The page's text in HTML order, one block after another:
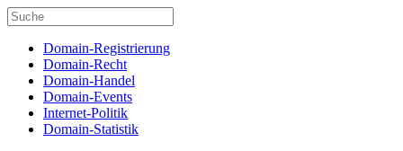
Domain-Registrierung
Domain-Recht
Domain-Handel
Domain-Events
Internet-Politik
Domain-Statistik